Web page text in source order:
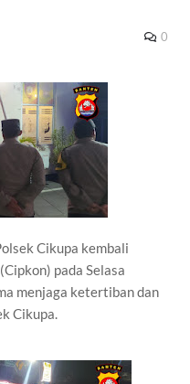
0
Cikupa kembali
pada Selasa
menjaga ketertiban dan
Cikupa.